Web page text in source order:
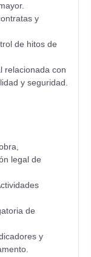
y
de hitos de
relacionada con
y seguridad.
legal de
de
y